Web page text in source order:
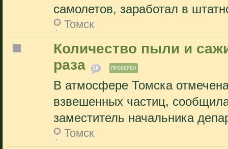
самолетов, заработал в
Томск
Количество пыли и
раза
18 ПРОВЕРЕН
В атмосфере Томска
взвешенных частиц,
заместитель начальника
Томск